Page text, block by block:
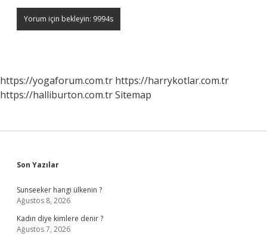
https://yogaforum.com.tr https://harrykotlar.com.tr
https://halliburton.com.trSitemap
Sidebar
Son Yazılar
Sunseeker hangi ülkenin ?
Ağustos 8, 2026
Kadın diye kimlere denir ?
Ağustos 7, 2026